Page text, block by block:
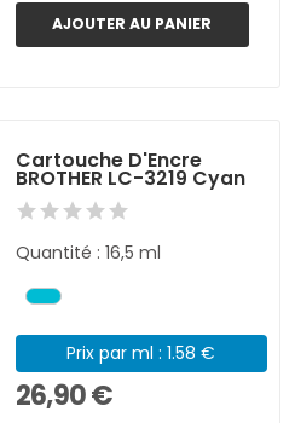
AJOUTER AU PANIER
Cartouche D'Encre
BROTHER LC-3219 Cyan
Quantité : 16,5 ml
Prix par ml : 1.58 €
26,90 €